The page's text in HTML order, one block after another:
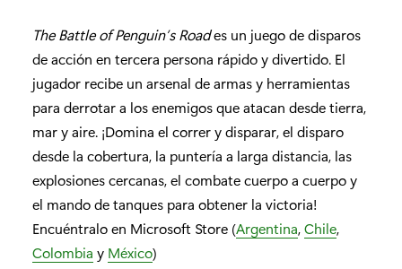
The Battle of Penguin’s Roades un juego de disparos
de acción en tercera persona rápido y divertido. El
jugador recibe un arsenal de armas y herramientas
para derrotar a los enemigos que atacan desde tierra,
mar y aire. ¡Domina el correr y disparar, el disparo
desde la cobertura, la puntería a larga distancia, las
explosiones cercanas, el combate cuerpo a cuerpo y
el mando de tanques para obtener la victoria!
Encuéntralo en Microsoft Store (Argentina,Chile,
Colombia y México)